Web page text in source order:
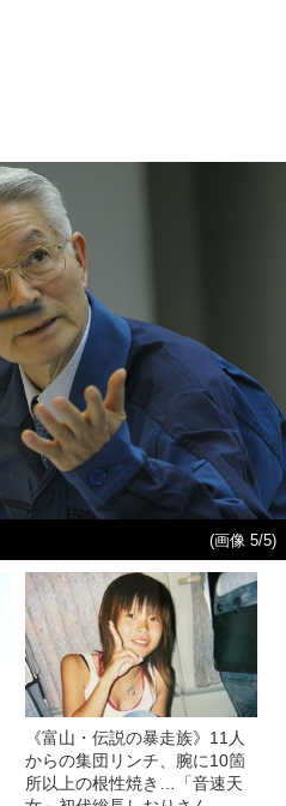
(画像 5/5)
《富山・伝説の暴走族》11人
からの集団リンチ、腕に10箇
所以上の根性焼き…「音速天